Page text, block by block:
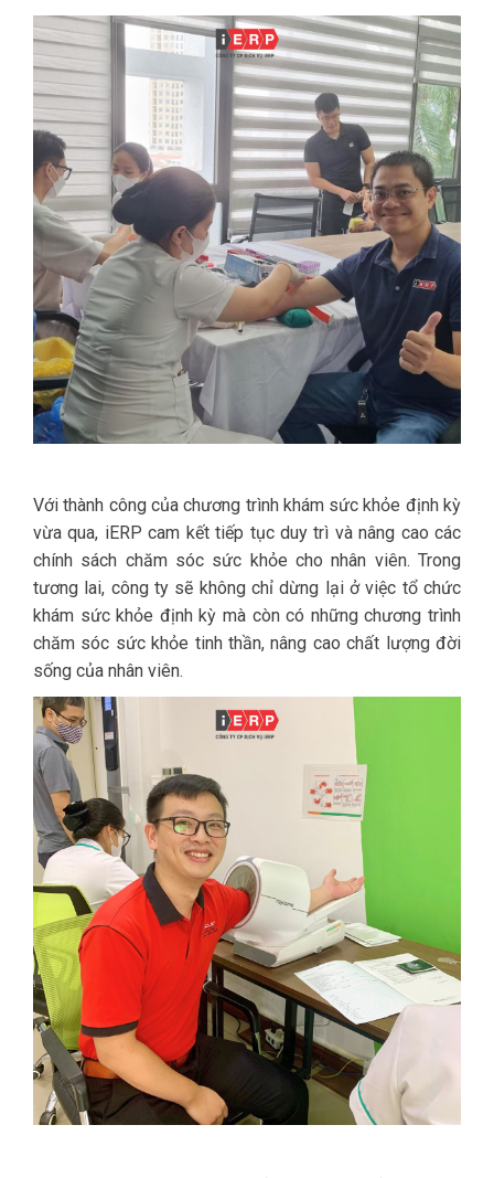
Với thành công của chương trình khám sức khỏe định kỳ
vừa qua, iERP cam kết tiếp tục duy trì và nâng cao các
chính sách chăm sóc sức khỏe cho nhân viên. Trong
tương lai, công ty sẽ không chỉ dừng lại ở việc tổ chức
khám sức khỏe định kỳ mà còn có những chương trình
chăm sóc sức khỏe tinh thần, nâng cao chất lượng đời
sống của nhân viên.